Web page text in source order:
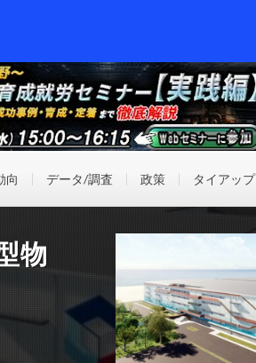
向 データ/調査 政策 タイアップ
物